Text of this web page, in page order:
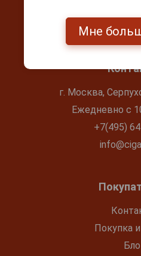
г. Москва,
Ежедневно с
+7(495)
Покупка
Мне